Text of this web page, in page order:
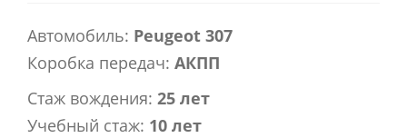
Автомобиль: Peugeot 307
Коробка передач: АКПП
Стаж вождения: 25 лет
Учебный стаж: 10 лет